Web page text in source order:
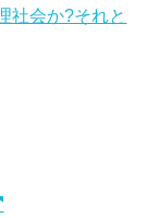
社会か?それと